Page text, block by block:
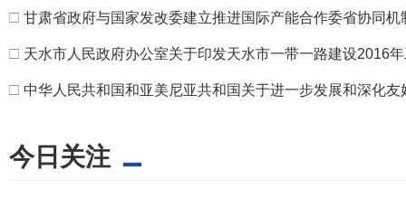
□ 甘肃省政府与国家发改委建立推进国际产能合作委省协同机
□ 天水市人民政府办公室关于印发天水市一带一路建设2016
□ 中华人民共和国和亚美尼亚共和国关于进一步发展和深化
今日关注